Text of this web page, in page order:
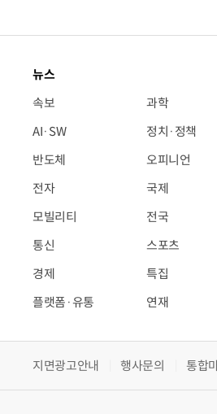
뉴스
속보
AI·SW
반도체
전자
모빌리티
통신
경제
플랫폼·유통
과학
정치·정책
오피니언
국제
전국
스포츠
특집
연재
지면광고안내 행사문의 통합